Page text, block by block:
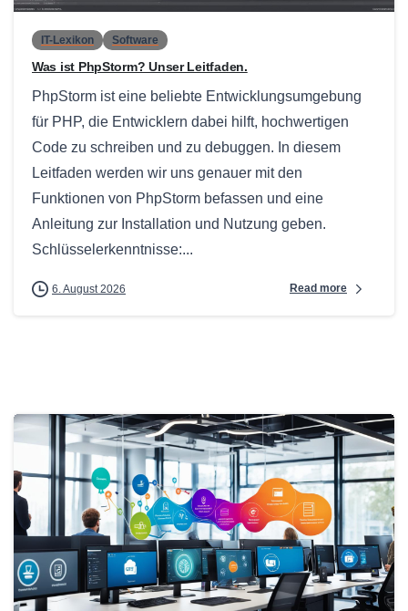
IT-Lexikon Software
Was ist PhpStorm? Unser Leitfaden.
PhpStorm ist eine beliebte Entwicklungsumgebung
für PHP, die Entwicklern dabei hilft, hochwertigen
Code zu schreiben und zu debuggen. In diesem
Leitfaden werden wir uns genauer mit den
Funktionen von PhpStorm befassen und eine
Anleitung zur Installation und Nutzung geben.
Schlüsselerkenntnisse:...
6. August 2026 Read more
0